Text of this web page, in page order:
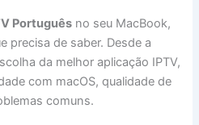
Português no seu MacBook,
precisa de saber. Desde a
da melhor aplicação IPTV,
com macOS, qualidade de
comuns.